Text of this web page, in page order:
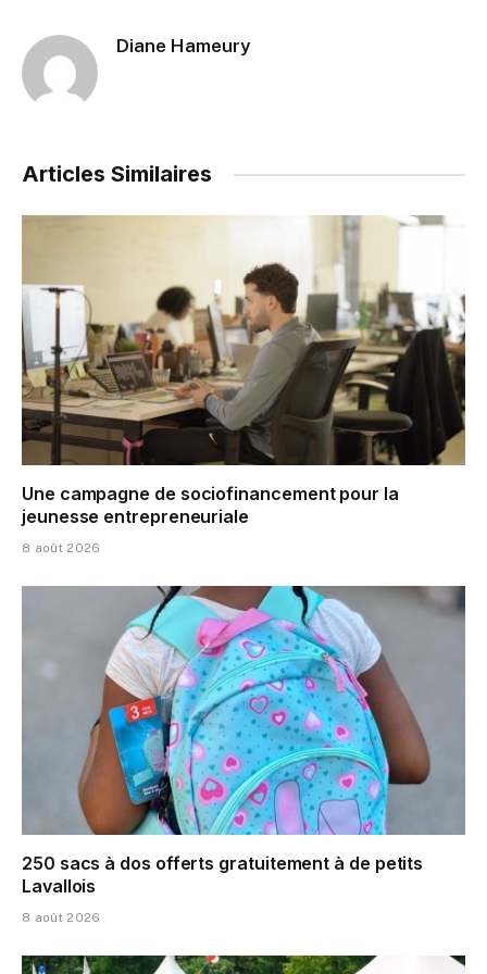
Diane Hameury
Articles Similaires
Une campagne de sociofinancement pour la
jeunesse entrepreneuriale
8 août 2026
250 sacs à dos offerts gratuitement à de petits
Lavallois
8 août 2026